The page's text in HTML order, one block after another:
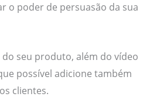
o poder de persuasão da sua
seu produto, além do vídeo
possível adicione também
clientes.